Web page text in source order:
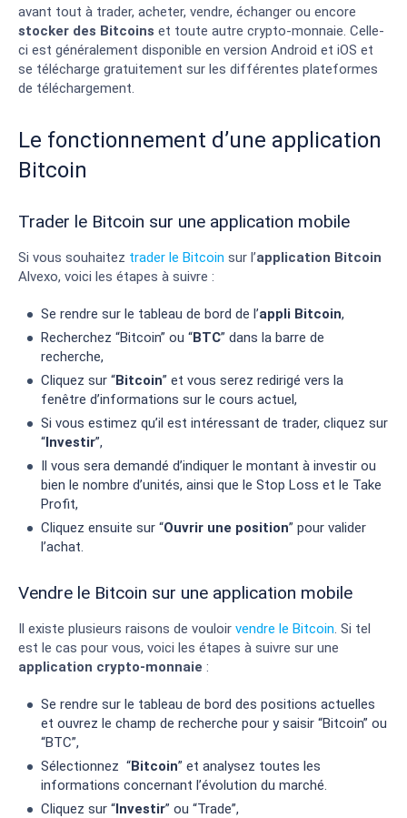
avant tout à trader, acheter, vendre, échanger ou encore
stocker des Bitcoins et toute autre crypto-monnaie. Celle-
ci est généralement disponible en version Android et iOS et
se télécharge gratuitement sur les différentes plateformes
de téléchargement.
Le fonctionnement d’une application
Bitcoin
Trader le Bitcoin sur une application mobile
Si vous souhaitez trader le Bitcoin sur l’application Bitcoin
Alvexo, voici les étapes à suivre :
Se rendre sur le tableau de bord de l’appli Bitcoin,
Recherchez “Bitcoin” ou “BTC” dans la barre de
recherche,
Cliquez sur “Bitcoin” et vous serez redirigé vers la
fenêtre d’informations sur le cours actuel,
Si vous estimez qu’il est intéressant de trader, cliquez sur
“Investir”,
Il vous sera demandé d’indiquer le montant à investir ou
bien le nombre d’unités, ainsi que le Stop Loss et le Take
Profit,
Cliquez ensuite sur “Ouvrir une position” pour valider
l’achat.
Vendre le Bitcoin sur une application mobile
Il existe plusieurs raisons de vouloir vendre le Bitcoin . Si tel
est le cas pour vous, voici les étapes à suivre sur une
application crypto-monnaie :
Se rendre sur le tableau de bord des positions actuelles
et ouvrez le champ de recherche pour y saisir “Bitcoin” ou
“BTC”,
Sélectionnez “Bitcoin” et analysez toutes les
informations concernant l’évolution du marché.
Cliquez sur “Investir” ou “Trade”,